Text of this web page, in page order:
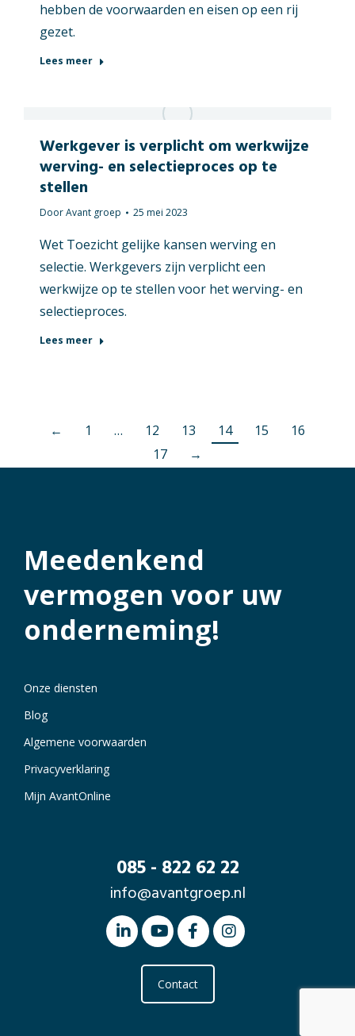
hebben de voorwaarden en eisen op een rij
gezet.
Lees meer
Werkgever is verplicht om werkwijze
werving- en selectieproces op te
stellen
DoorAvant groep 25 mei 2023
Wet Toezicht gelijke kansen werving en
selectie. Werkgevers zijn verplicht een
werkwijze op te stellen voor het werving- en
selectieproces.
Lees meer
← 1 … 12 13 14 15
16
17
→
Meedenkend
vermogen voor uw
onderneming!
Onze diensten
Blog
Algemene voorwaarden
Privacyverklaring
Mijn AvantOnline
085 - 822 62 22
info@avantgroep.nl
Contact